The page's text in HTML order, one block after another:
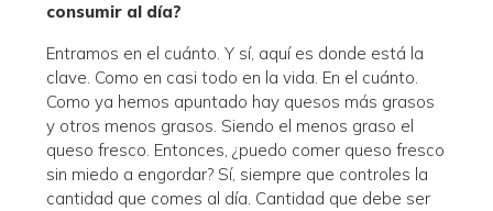
consumir al día?
Entramos en el cuánto. Y sí, aquí es donde está la
clave. Como en casi todo en la vida. En el cuánto.
Como ya hemos apuntado hay quesos más grasos
y otros menos grasos. Siendo el menos graso el
queso fresco. Entonces, ¿puedo comer queso fresco
sin miedo a engordar? Sí, siempre que controles la
cantidad que comes al día. Cantidad que debe ser